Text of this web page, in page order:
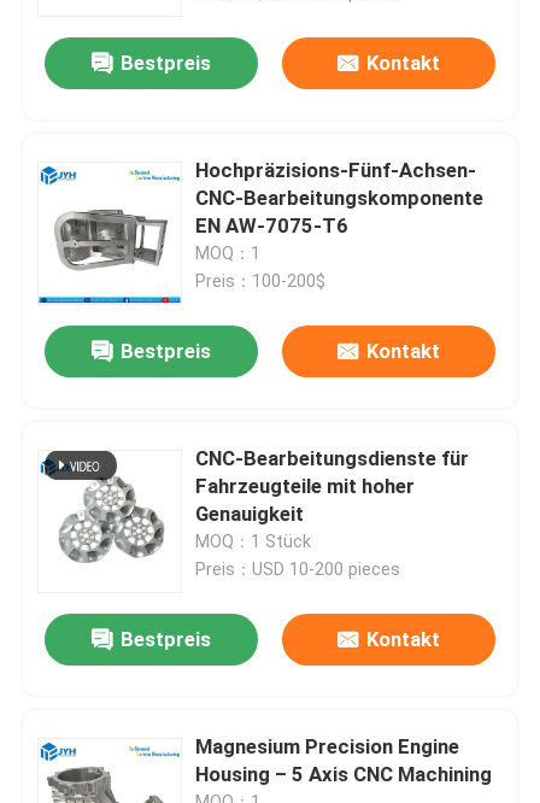
Dienstleistungen
VR-Show
Über uns
Qualitätskontrolle
Treten Sie mit uns in Verbindung
Nachrichten
Fordern Sie ein Zitat
Bestpreis Kontakt
Hochpräzisions-Fünf-Achsen-
CNC-Bearbeitungskomponente
EN AW-7075-T6
MOQ：1
Preis：100-200$
Bestpreis Kontakt
CNC-Bearbeitungsdienste für
Fahrzeugteile mit hoher
Genauigkeit
MOQ：1 Stück
Preis：USD 10-200 pieces
Bestpreis Kontakt
Magnesium Precision Engine
Housing – 5 Axis CNC Machining